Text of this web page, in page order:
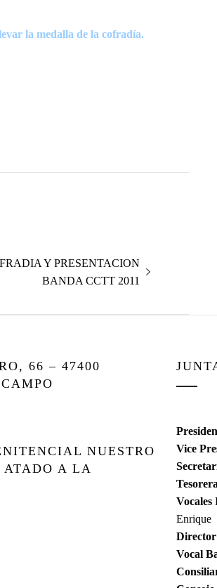
la medalla de la cofradía.
Y PRESENTACION
BANDA CCTT 2011
66 – 47400
NUESTRO
ATADO A LA
Vice
Tesorera
Vocales
Enrique
Vocal